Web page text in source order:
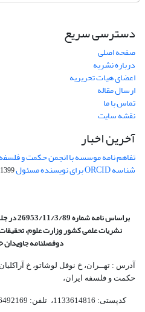
دسترسی سریع
صفحه اصلی
درباره نشریه
اعضای هیات تحریریه
ارسال مقاله
تماس با ما
نقشه سایت
آخرین اخبار
تفاهم نامه موسسه با انجمن حکمت و
شناسه ORCID برای نویسنده مسئول 1399-09-20
براساس نامه شماره 26953/11/3/89 در جلسة مورخ 31/6/89 کمیسیون
نشریات علمی کشور وزارت علوم،
دوفصلنامه جاویدان
حکمت و فلسفه ایران،‌
کدپستی: 1133614816، تلفن: 66492169 - 021 نمابر: 66962700 - 021